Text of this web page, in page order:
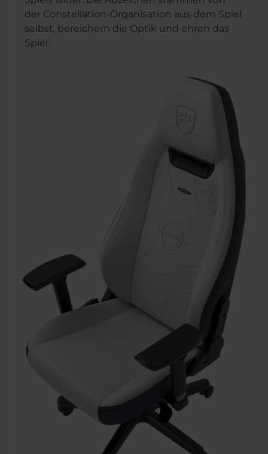
der Constellation-Organisation aus dem Spiel
selbst, bereichern die Optik und ehren das
Spiel.